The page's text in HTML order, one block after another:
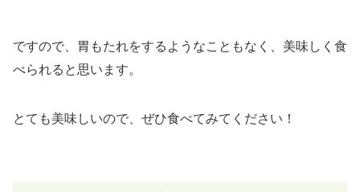
ですので、胃もたれをするようなこともなく、美味しく食
べられると思います。
とても美味しいので、ぜひ食べてみてください！